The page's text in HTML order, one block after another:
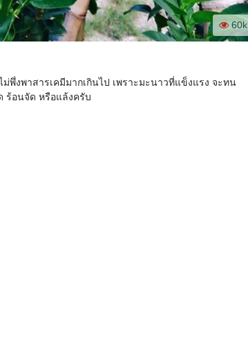
60k
งพาสารเคมีมากเกินไป เพราะมะนาวที่แข็งแรง จะทน
ร้อนจัด หรือแล้งครับ